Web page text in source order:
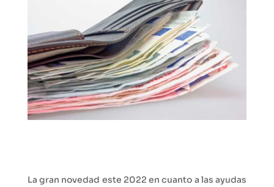
La gran novedad este 2022 en cuanto a las ayudas